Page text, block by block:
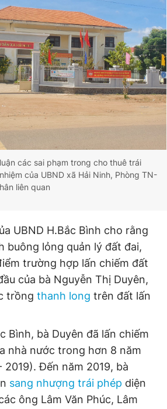
các sai phạm trong cho thuê trái
của UBND xã Hải Ninh, Phòng TN-
liên quan
UBND H.Bắc Bình cho rằng
buông lỏng quản lý đất đai,
trường hợp lấn chiếm đất
của bà Nguyễn Thị Duyên,
trồng thanh long trên đất lấn
Bình, bà Duyên đã lấn chiếm
nhà nước trong hơn 8 năm
Đến năm 2019, bà
sang nhượng trái phép diện
ông Lâm Văn Phúc, Lâm